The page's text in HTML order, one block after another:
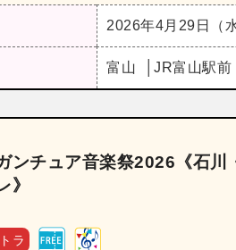
2026年4月29日（水
富山 JR富山駅前
ンチュア音楽祭2026《石
》
ラ